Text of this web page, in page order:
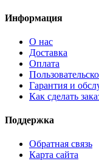
Информация
О нас
Доставка
Оплата
Гарантия и
Как сделать
Поддержка
Обратная связь
Карта сайта